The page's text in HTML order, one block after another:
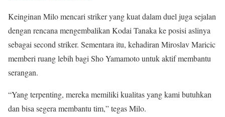
Keinginan Milo mencari striker yang kuat dalam duel juga sejalan
dengan rencana mengembalikan Kodai Tanaka ke posisi aslinya
sebagai second striker. Sementara itu, kehadiran Miroslav Maricic
memberi ruang lebih bagi Sho Yamamoto untuk aktif membantu
serangan.
“Yang terpenting, mereka memiliki kualitas yang kami butuhkan
dan bisa segera membantu tim,” tegas Milo.